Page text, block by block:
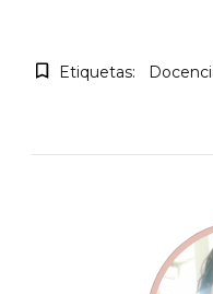
Etiquetas: